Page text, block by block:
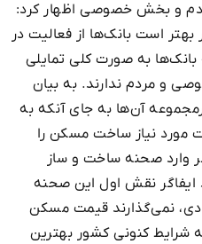
و بخش خصوصی اظهار کرد:
است بانک‌ها از فعالیت در
به صورت کلی تمایلی
و مردم ندارند. به بیان
آن‌ها به جای آنکه به
نیاز ساخت مسکن را
وارد صحنه ساخت و ساز
نقش اول این صحنه
نمی‌گذارند قیمت مسکن
کنونی کشور بهترین